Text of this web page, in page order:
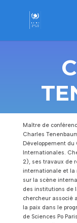
Maître de
Charles
Développement du
Internationales.
2), ses travaux de
internationale et la
sur la scène
des institutions de
chercheur associé
la paix dans le
de Sciences Po